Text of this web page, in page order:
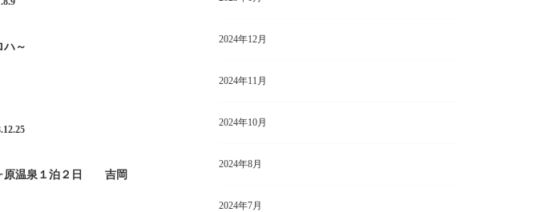
ハ～
原温泉１泊２日 吉岡
2024年12月
2024年11月
2024年10月
2024年8月
2024年7月